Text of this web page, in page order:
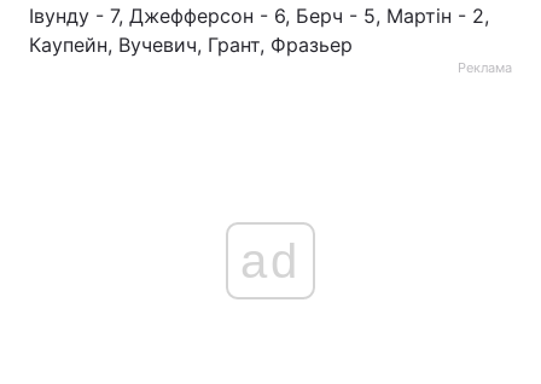
Івунду - 7, Джефферсон - 6, Берч - 5, Мартін - 2,
Каупейн, Вучевич, Грант, Фразьер
Реклама
ad